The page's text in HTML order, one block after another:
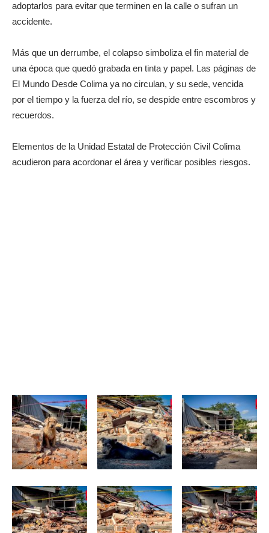
adoptarlos para evitar que terminen en la calle o sufran un
accidente.
Más que un derrumbe, el colapso simboliza el fin material de
una época que quedó grabada en tinta y papel. Las páginas de
El Mundo Desde Colima ya no circulan, y su sede, vencida
por el tiempo y la fuerza del río, se despide entre escombros y
recuerdos.
Elementos de la Unidad Estatal de Protección Civil Colima
acudieron para acordonar el área y verificar posibles riesgos.